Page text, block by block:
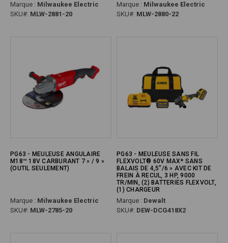
Marque : Milwaukee Electric
SKU#: MLW-2881-20
Marque : Milwaukee Electric
SKU#: MLW-2880-22
PG63 - MEULEUSE ANGULAIRE
M18™ 18V CARBURANT 7 » / 9 »
(OUTIL SEULEMENT)
Marque : Milwaukee Electric
SKU#: MLW-2785-20
PG63 - MEULEUSE SANS FIL
FLEXVOLT® 60V MAX* SANS
BALAIS DE 4,5"/6 » AVEC KIT DE
FREIN À RECUL, 3 HP, 9000
TR/MIN, (2) BATTERIES FLEXVOLT,
(1) CHARGEUR
Marque : Dewalt
SKU#: DEW-DCG418X2